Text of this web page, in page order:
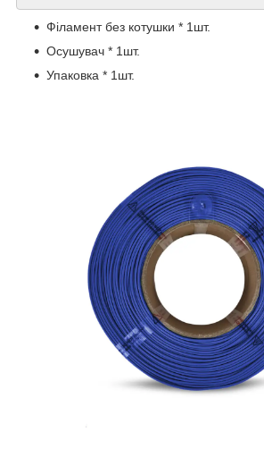
Філамент без котушки * 1шт.
Осушувач * 1шт.
Упаковка * 1шт.